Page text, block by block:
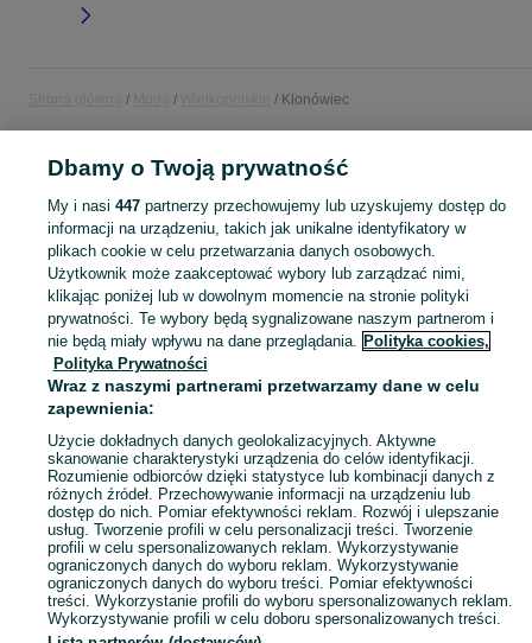
Klonówiec
MODA
KATEGORIA
Zobacz
Mapa kategorii
Mapa miejscowości
Mapa ministron
Popularne wyszukiwania
Dbamy o Twoją prywatność
My i nasi 447partnerzy przechowujemy lub uzyskujemy dostęp do
informacji na urządzeniu, takich jak unikalne identyfikatory w
plikach cookie w celu przetwarzania danych osobowych.
Użytkownik może zaakceptować wybory lub zarządzać nimi,
klikając poniżej lub w dowolnym momencie na stronie polityki
prywatności. Te wybory będą sygnalizowane naszym partnerom i
nie będą miały wpływu na dane przeglądania. Polityka cookies,
Polityka Prywatności
Wraz z naszymi partnerami przetwarzamy dane w celu
zapewnienia:
Użycie dokładnych danych geolokalizacyjnych. Aktywne
skanowanie charakterystyki urządzenia do celów identyfikacji.
Rozumienie odbiorców dzięki statystyce lub kombinacji danych z
różnych źródeł. Przechowywanie informacji na urządzeniu lub
dostęp do nich. Pomiar efektywności reklam. Rozwój i ulepszanie
usług. Tworzenie profili w celu personalizacji treści. Tworzenie
profili w celu spersonalizowanych reklam. Wykorzystywanie
ograniczonych danych do wyboru reklam. Wykorzystywanie
ograniczonych danych do wyboru treści. Pomiar efektywności
treści. Wykorzystanie profili do wyboru spersonalizowanych reklam.
Wykorzystywanie profili w celu doboru spersonalizowanych treści.